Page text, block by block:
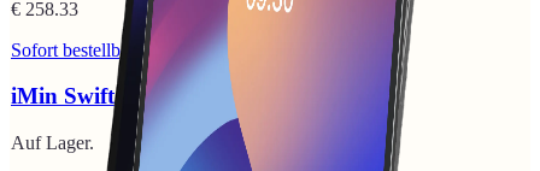
€ 258.33
Sofort bestellbar
iMin Swift 2
Auf Lager.